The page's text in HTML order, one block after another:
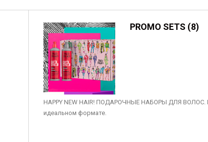
PROMO SETS (8)
HAPPY NEW HAIR! ПОДАРОЧНЫЕ НАБОРЫ ДЛЯ ВОЛОС.
идеальном формате.